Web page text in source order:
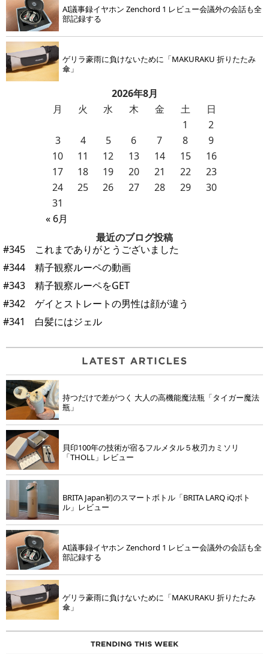
AI議事録イヤホン Zenchord 1 レビュー会議外の会話も全
部記録する
ゲリラ豪雨に負けないために「MAKURAKU 折りたたみ
傘」
2026年8月
月
火 水 木 金 土 日
« 6月
1
2
3
4 5 6 7 8
9
10
11 12 13 14 15
16
17
18 19 20 21 22
23
24
25 26 27 28 29
30
31
最近のブログ投稿
#345 これまでありがとうございました
#344 精子観察ルーペの動画
#343 精子観察ルーペをGET
#342 ゲイとストレートの男性は顔が違う
#341 白髪にはジェル
持つだけで差がつく 大人の高機能魔法瓶「タイガー魔法
瓶」
貝印100年の技術が宿るフルメタル５枚刃カミソリ
「THOLL」レビュー
BRITA Japan初のスマートボトル「BRITA LARQ iQボト
ル」レビュー
AI議事録イヤホン Zenchord 1 レビュー会議外の会話も全
部記録する
ゲリラ豪雨に負けないために「MAKURAKU 折りたたみ
傘」